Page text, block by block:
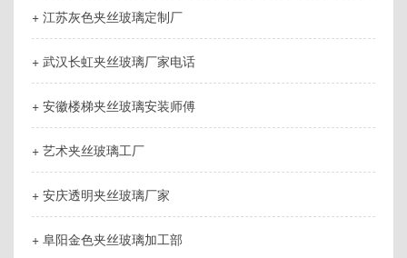
+ 江苏灰色夹丝玻璃定制厂
+ 武汉长虹夹丝玻璃厂家电话
+ 安徽楼梯夹丝玻璃安装师傅
+ 艺术夹丝玻璃工厂
+ 安庆透明夹丝玻璃厂家
+ 阜阳金色夹丝玻璃加工部